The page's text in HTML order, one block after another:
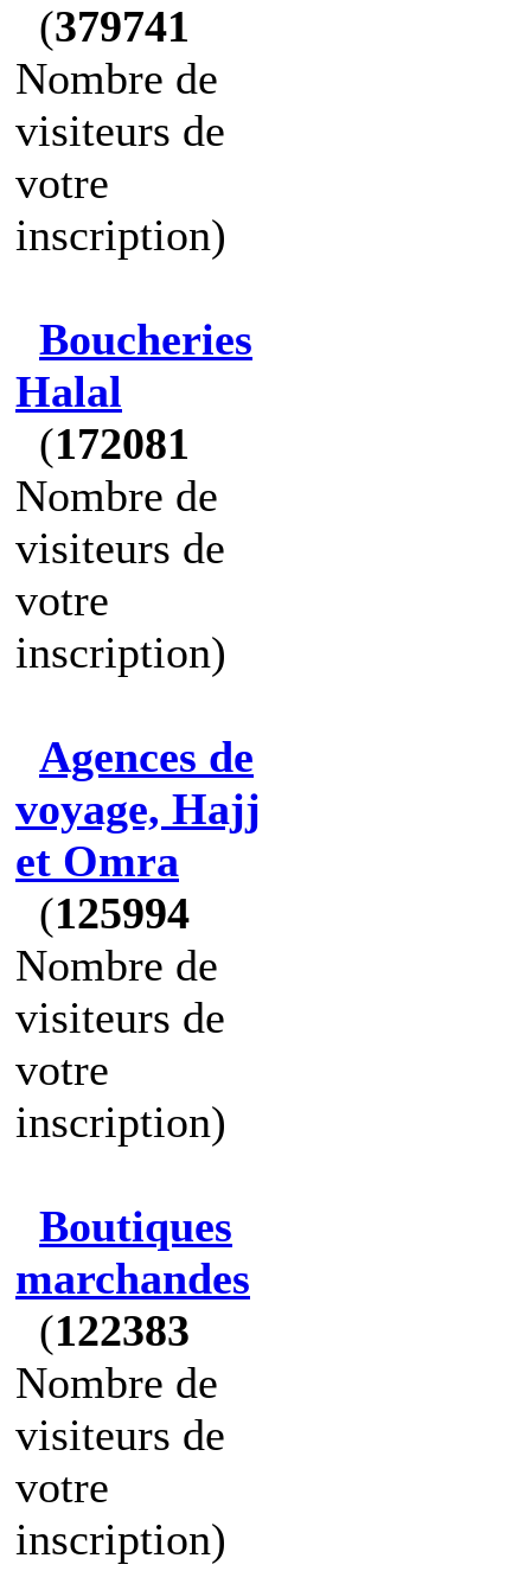
(379741
Nombre de
visiteurs de
votre
inscription)
Boucheries
Halal
(172081
Nombre de
visiteurs de
votre
inscription)
Agences de
voyage, Hajj
et Omra
(125994
Nombre de
visiteurs de
votre
inscription)
Boutiques
marchandes
(122383
Nombre de
visiteurs de
votre
inscription)